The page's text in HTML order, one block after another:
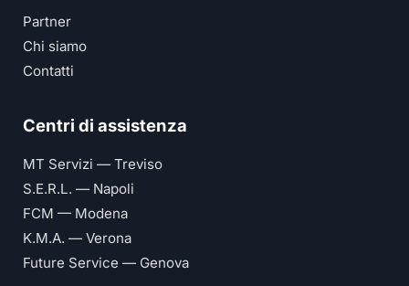
Partner
Chi siamo
Contatti
Centri di assistenza
MT Servizi — Treviso
S.E.R.L. — Napoli
FCM — Modena
K.M.A. — Verona
Future Service — Genova